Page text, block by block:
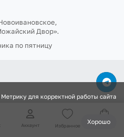
для корректной работы сайта
Хорошо
Двор».
по пятницу
Аккаунт Избранное Корзина